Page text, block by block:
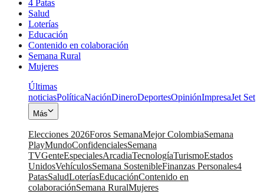
4 Patas
Salud
Loterías
Educación
Contenido en colaboración
Semana Rural
Mujeres
Últimas
noticiasPolíticaNaciónDineroDeportesOpiniónImpresaJet Set
Más
Elecciones 2026Foros SemanaMejor ColombiaSemana
PlayMundoConfidencialesSemana
TVGenteEspecialesArcadiaTecnologíaTurismoEstados
UnidosVehículosSemana SostenibleFinanzas Personales4
PatasSaludLoteríasEducaciónContenido en
colaboraciónSemana RuralMujeres